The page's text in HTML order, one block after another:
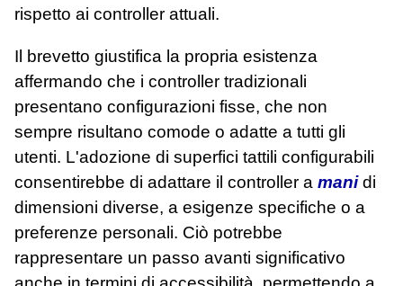
rispetto ai controller attuali.
Il brevetto giustifica la propria esistenza
affermando che i controller tradizionali
presentano configurazioni fisse, che non
sempre risultano comode o adatte a tutti gli
utenti. L'adozione di superfici tattili configurabili
consentirebbe di adattare il controller a manidi
dimensioni diverse, a esigenze specifiche o a
preferenze personali. Ciò potrebbe
rappresentare un passo avanti significativo